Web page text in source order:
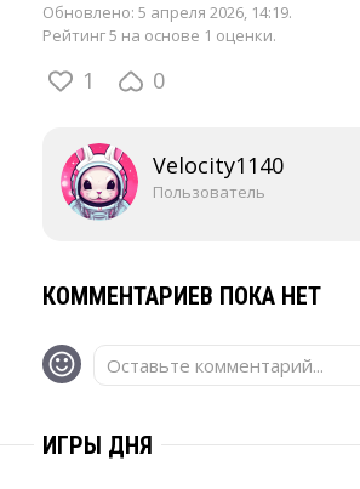
Обновлено: 5 апреля 2026, 14:19.
Рейтинг 5 на основе 1 оценки.
1 0
Velocity1140
Пользователь
КОММЕНТАРИЕВ ПОКА НЕТ
Оставьте комментарий...
ИГРЫ ДНЯ